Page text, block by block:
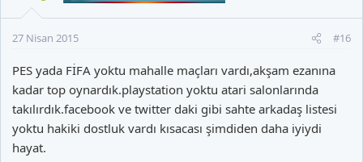
27 Nisan 2015 #16
PES yada FİFA yoktu mahalle maçları vardı,akşam ezanına
kadar top oynardık.playstation yoktu atari salonlarında
takılırdık.facebook ve twitter daki gibi sahte arkadaş listesi
yoktu hakiki dostluk vardı kısacası şimdiden daha iyiydi
hayat.